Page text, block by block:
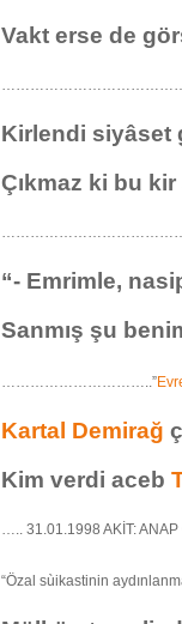
Vakt erse de
Kirlendi siyâset
Çıkmaz ki bu
“- Emrimle,
Sanmış şu
…………………………..”
Kartal Demirağ
Kim verdi aceb
….. 31.01.1998 AKİT: ANAP
“Özal sùikastinin